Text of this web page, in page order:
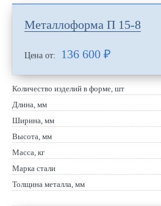
Металлоформа П 15-8
Цена от: 136 600 ₽
Количество изделий в форме, шт
Длина, мм
Ширина, мм
Высота, мм
Масса, кг
Марка стали
Толщина металла, мм